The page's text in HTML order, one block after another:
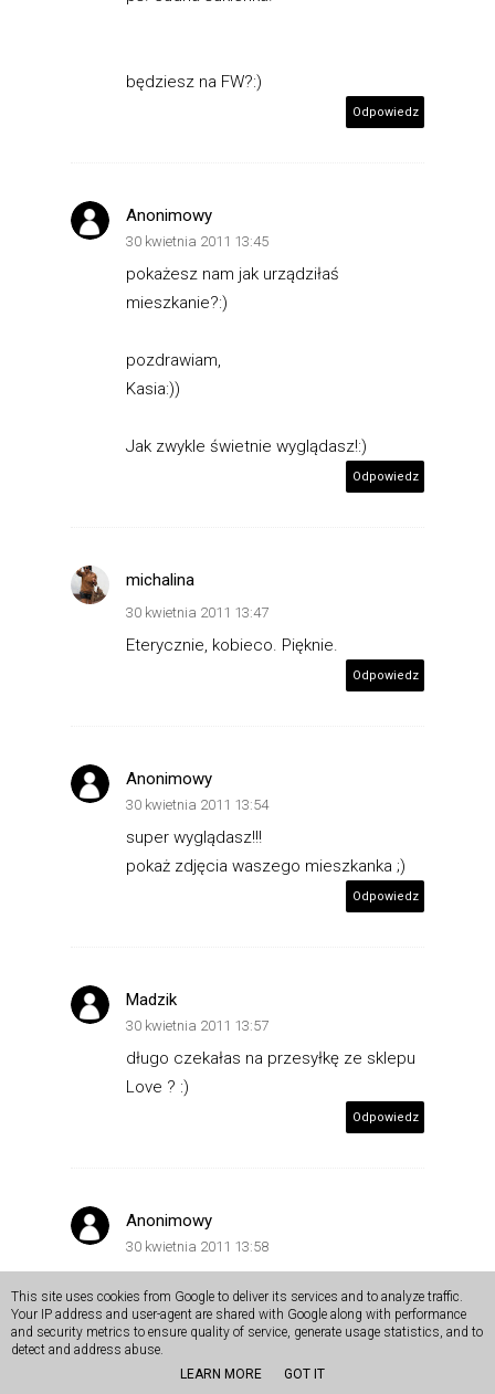
będziesz na FW?:)
Odpowiedz
Anonimowy
30 kwietnia 2011 13:45
pokażesz nam jak urządziłaś
mieszkanie?:)
pozdrawiam,
Kasia:))
Jak zwykle świetnie wyglądasz!:)
Odpowiedz
michalina
30 kwietnia 2011 13:47
Eterycznie, kobieco. Pięknie.
Odpowiedz
Anonimowy
30 kwietnia 2011 13:54
super wyglądasz!!!
pokaż zdjęcia waszego mieszkanka ;)
Odpowiedz
Madzik
30 kwietnia 2011 13:57
długo czekałas na przesyłkę ze sklepu
Love ? :)
Odpowiedz
Anonimowy
30 kwietnia 2011 13:58
PL jeśli zamawiamy coś od LOVE ? z
góry dziękuje za odp . Kasia
This site uses cookies from Google to deliver its services and to analyze traffic.
Your IP address and user-agent are shared with Google along with performance
and security metrics to ensure quality of service, generate usage statistics, and to
detect and address abuse.
LEARN MORE
GOT IT